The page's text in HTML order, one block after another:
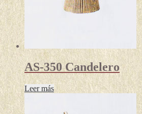
AS-350 Candelero
Leer más